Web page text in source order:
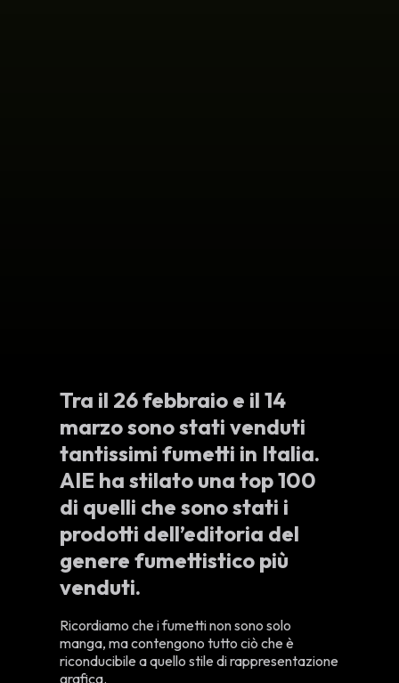
Tra il 26 febbraio e il 14
marzo sono stati venduti
tantissimi fumetti in Italia.
AIE ha stilato una top 100
di quelli che sono stati i
prodotti dell’editoria del
genere fumettistico più
venduti.
Ricordiamo che i fumetti non sono solo
manga, ma contengono tutto ciò che è
riconducibile a quello stile di rappresentazione
grafica.